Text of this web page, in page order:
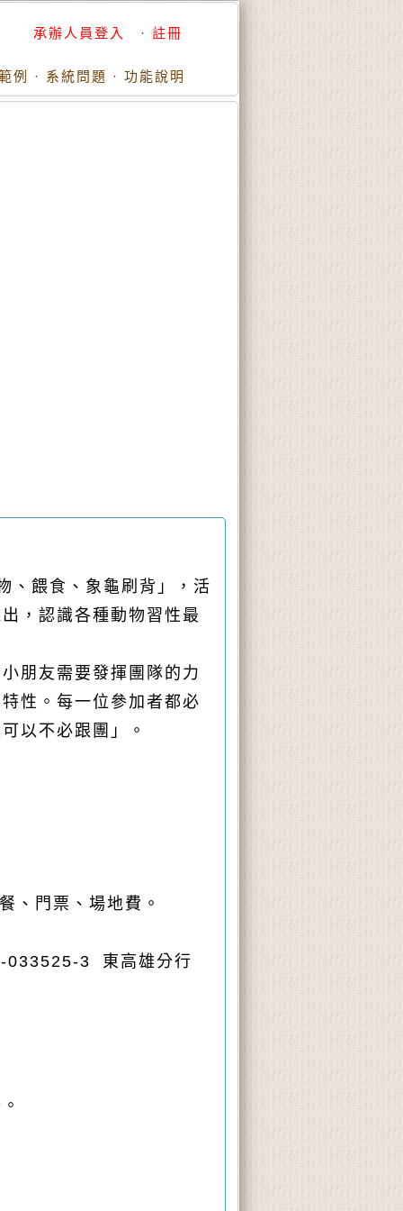
承辦人員登入 · 註冊
例 · 系統問題 · 功能說明
、 餵食 、 象龜刷背」，活
，認識各種動物習性最
朋友需要發揮團隊的力
性。每一位參加者都必
以不必跟團」。
、門票、場地費。
033525-3 東高雄分行